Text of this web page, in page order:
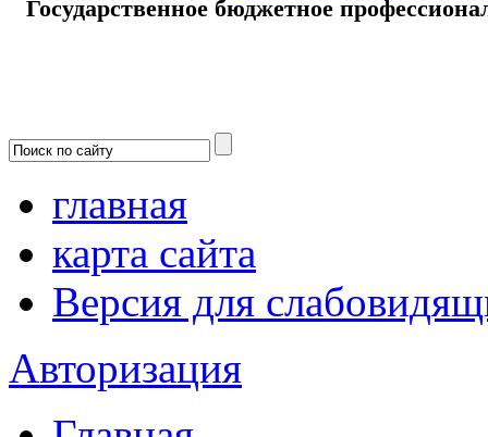
Государственное бюджетное
главная
карта сайта
Версия для
Авторизация